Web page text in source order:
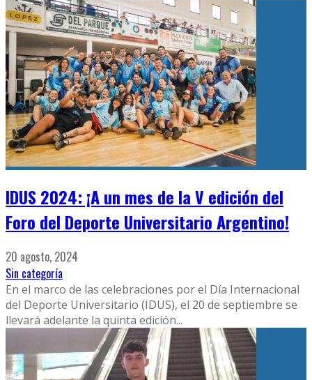
IDUS 2024: ¡A un mes de la V edición del
Foro del Deporte Universitario Argentino!
20 agosto, 2024
Sin categoría
En el marco de las celebraciones por el Día Internacional
del Deporte Universitario (IDUS), el 20 de septiembre se
llevará adelante la quinta edición...